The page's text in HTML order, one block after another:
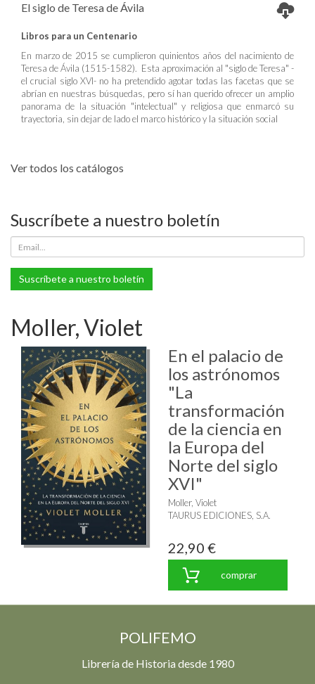
El siglo de Teresa de Ávila
Libros para un Centenario
En marzo de 2015 se cumplieron quinientos años del nacimiento de
Teresa de Ávila (1515-1582). Esta aproximación al "siglo de Teresa" -
el crucial siglo XVI- no ha pretendido agotar todas las facetas que se
abrían en nuestras búsquedas, pero sí han querido ofrecer un amplio
panorama de la situación "intelectual" y religiosa que enmarcó su
trayectoria, sin dejar de lado el marco histórico y la situación social
Ver todos los catálogos
Suscríbete a nuestro boletín
Suscríbete a nuestro boletín
Moller, Violet
En el palacio de
los astrónomos
"La
transformación
de la ciencia en
la Europa del
Norte del siglo
XVI"
Moller, Violet
TAURUS EDICIONES, S.A.
22,90 €
comprar
POLIFEMO
Librería de Historia desde 1980